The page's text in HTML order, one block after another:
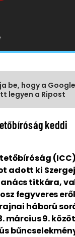
be, hogy a
legyen a Ripost
keddi
adott ki Szergej
titkára,
fegyveres
háború
március 9.